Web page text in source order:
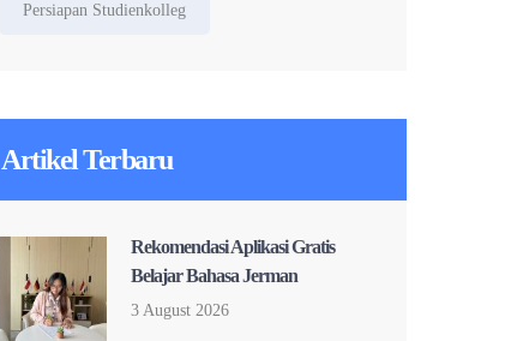
Persiapan Studienkolleg
Artikel Terbaru
Rekomendasi Aplikasi Gratis
Belajar Bahasa Jerman
3 August 2026